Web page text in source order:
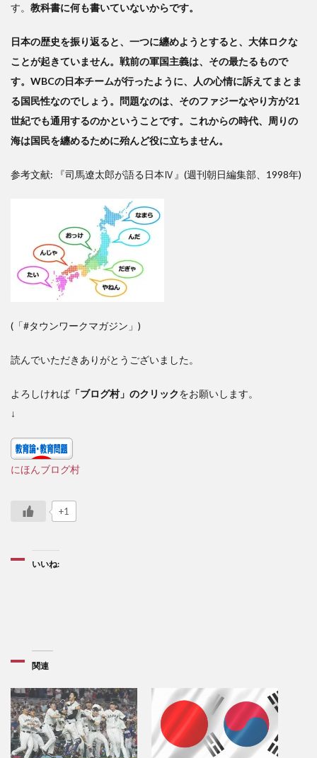
す。 教科書に何も書いていないからです。
日本の歴史を振り返ると、一つに纏めようとすると、大体ロクな
ことが起きていません。戦前の軍国主義は、その最たるもので
す。WBCの日本チームが行ったように、人の心情に訴えてまとま
る国民性なのでしょう。問題なのは、そのファジーなやり方が21
世紀でも通用するのかということです。これからの時代、 周りの
海は国民を纏めるために殆んど役に立ちません。
参考文献: 『司馬遼太郎が語る日本Ⅳ』(週刊朝日編集部、1998年)
(「#タウンワークマガジン」)
読んでいただきありがとうございました。
よろしければ 「ブログ村」のクリックをお願いします。
↓
にほんブログ村
+1
いいね:
関連